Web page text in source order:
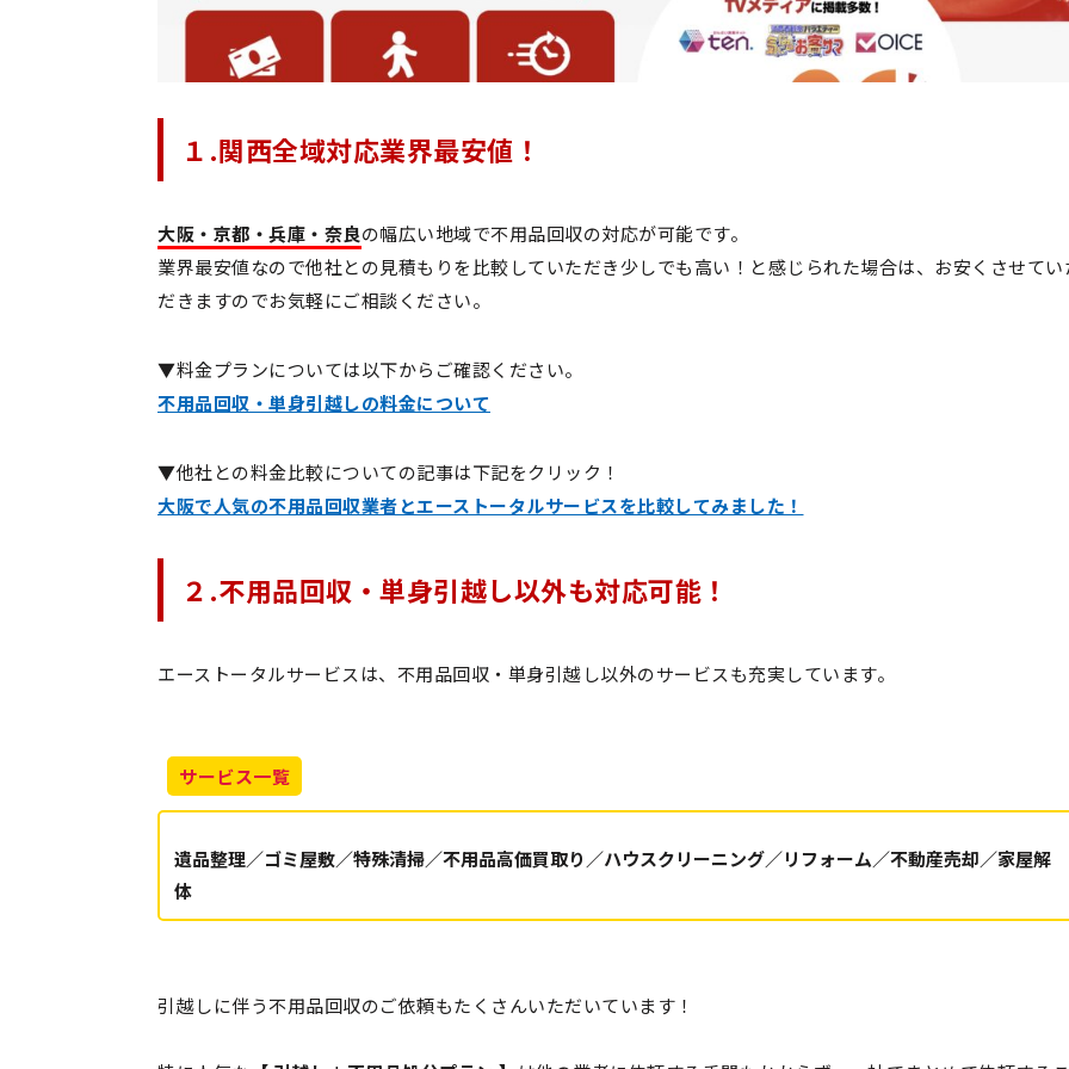
１.関西全域対応業界最安値！
大阪・京都・兵庫・奈良の幅広い地域で不用品回収の対応が可能です。
業界最安値なので他社との見積もりを比較していただき少しでも高い！と感じられた場合は、お安くさせてい
だきますのでお気軽にご相談ください。
▼料金プランについては以下からご確認ください。
不用品回収・単身引越しの料金について
▼他社との料金比較についての記事は下記をクリック！
大阪で人気の不用品回収業者とエーストータルサービスを比較してみました！
２.不用品回収・単身引越し以外も対応可能！
エーストータルサービスは、不用品回収・単身引越し以外のサービスも充実しています。
サービス一覧
遺品整理／ゴミ屋敷／特殊清掃／不用品高価買取り／ハウスクリーニング／リフォーム／不動産売却／家屋解
体
引越しに伴う不用品回収のご依頼もたくさんいただいています！